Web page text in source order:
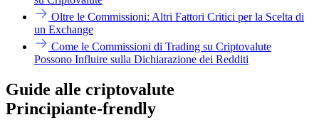
Oltre le Commissioni: Altri Fattori Critici per la Scelta di
un Exchange
Come le Commissioni di Trading su Criptovalute
Possono Influire sulla Dichiarazione dei Redditi
Guide alle criptovalute
Principiante-frendly